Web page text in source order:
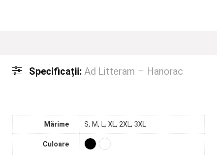
Specificații: Ad Litteram – Hanorac
Mărime S, M, L, XL, 2XL, 3XL
Culoare